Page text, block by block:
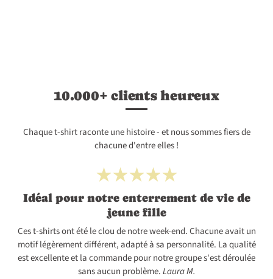
10.000+ clients heureux
Chaque t-shirt raconte une histoire - et nous sommes fiers de
chacune d'entre elles !
Idéal pour notre enterrement de vie de
jeune fille
Ces t-shirts ont été le clou de notre week-end. Chacune avait un
motif légèrement différent, adapté à sa personnalité. La qualité
est excellente et la commande pour notre groupe s'est déroulée
sans aucun problème.Laura M.